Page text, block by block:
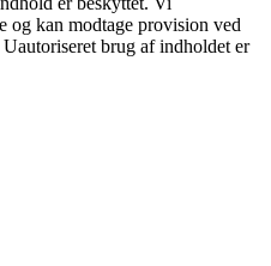
og kan modtage provision ved
brug af indholdet er